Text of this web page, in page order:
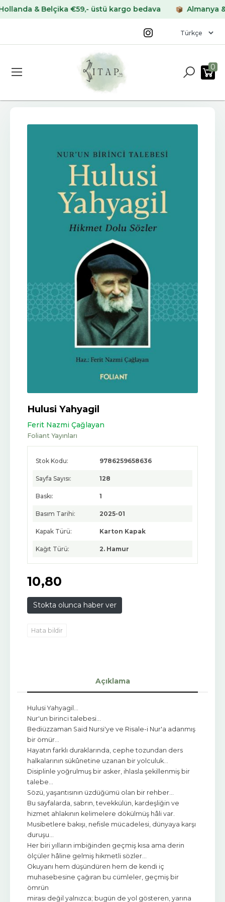
& Belçika €59,- üstü kargo bedava Almanya &
0
Hulusi Yahyagil
Ferit Nazmi Çağlayan
Foliant Yayınları
Stok Kodu: 9786259658636
Sayfa Sayısı: 128
Baskı: 1
Basım Tarihi: 2025-01
Kapak Türü: Karton Kapak
Kağıt Türü: 2. Hamur
10,80
Stokta olunca haber ver
Hata bildir
Açıklama
Hulusi Yahyagil…
Nur'un birinci talebesi…
Bediüzzaman Said Nursi'ye ve Risale-i Nur'a adanmış
bir ömür…
Hayatın farklı duraklarında, cephe tozundan ders
halkalarının sükûnetine uzanan bir yolculuk…
Disiplinle yoğrulmuş bir asker, ihlasla şekillenmiş bir
talebe…
Sözü, yaşantısının üzdüğümü olan bir rehber…
Bu sayfalarda, sabrın, tevekkülün, kardeşliğin ve
hizmet ahlakının kelimelere dökülmüş hâli var.
Musibetlere bakışı, nefisle mücadelesi, dünyaya karşı
duruşu…
Her biri yılların imbiğinden geçmiş kısa ama derin
ölçüler hâline gelmiş hikmetli sözler…
Okuyanı hem düşündüren hem de kendi iç
muhasebesine çağıran bu cümleler, geçmiş bir
ömrün
mirası değil yalnızca; bugün de yol gösteren, yarına